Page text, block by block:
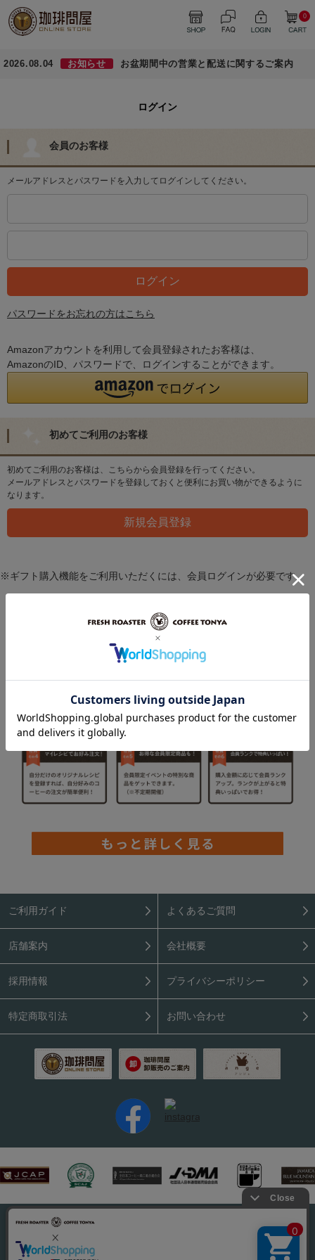
0
2026.08.04 お知らせ お盆期間中の営業と配送に関するご案内
ログイン
会員のお客様
メールアドレスとパスワードを入力してログインしてください。
パスワードをお忘れの方はこちら
Amazonアカウントを利用して会員登録されたお客様は、
AmazonのID、パスワードで、ログインすることができます。
初めてご利用のお客様
初めてご利用のお客様は、こちらから会員登録を行ってください。
メールアドレスとパスワードを登録しておくと便利にお買い物ができるように
なります。
※ギフト購入機能をご利用いただくには、会員ログインが必要です。
ご利用ガイド よくあるご質問
店舗案内 会社概要
採用情報 プライバシーポリシー
特定商取引法 お問い合わせ